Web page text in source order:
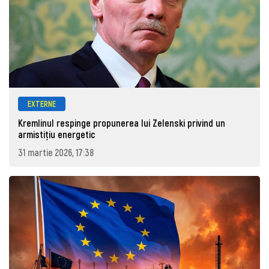
EXTERNE
Kremlinul respinge propunerea lui Zelenski privind un
armistițiu energetic
31 martie 2026, 17:38